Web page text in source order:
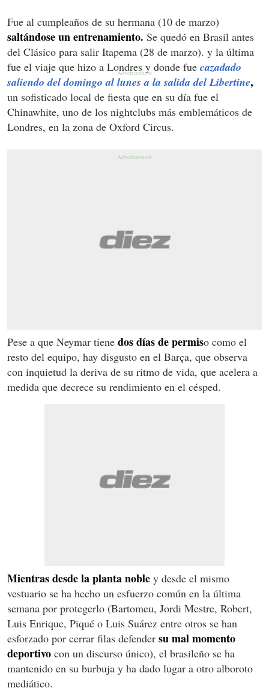
Fue al cumpleaños de su hermana (10 de marzo)
saltándose un entrenamiento. Se quedó en Brasil antes
del Clásico para salir Itapema (28 de marzo). y la última
fue el viaje que hizo a Londres y donde fue cazadado
saliendo del domingo al lunes a la salida del Libertine,
un sofisticado local de fiesta que en su día fue el
Chinawhite, uno de los nightclubs más emblemáticos de
Londres, en la zona de Oxford Circus.
Pese a que Neymar tiene dos días de permiso como el
resto del equipo, hay disgusto en el Barça, que observa
con inquietud la deriva de su ritmo de vida, que acelera a
medida que decrece su rendimiento en el césped.
Mientras desde la planta noble y desde el mismo
vestuario se ha hecho un esfuerzo común en la última
semana por protegerlo (Bartomeu, Jordi Mestre, Robert,
Luis Enrique, Piqué o Luis Suárez entre otros se han
esforzado por cerrar filas defender su mal momento
deportivo con un discurso único), el brasileño se ha
mantenido en su burbuja y ha dado lugar a otro alboroto
mediático.